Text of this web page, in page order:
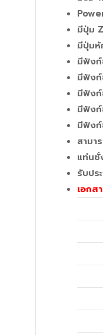
มีปุ่ม
มีปุ่มหั
มีฟัง
มีฟังก์
มีฟังก์
มีฟัง
มีฟังก์
สามา
แท่นชั่
รับปร
เอกส